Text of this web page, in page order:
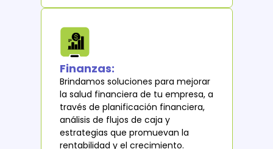
Finanzas:
Brindamos soluciones para mejorar
la salud financiera de tu empresa, a
través de planificación financiera,
análisis de flujos de caja y
estrategias que promuevan la
rentabilidad y el crecimiento.